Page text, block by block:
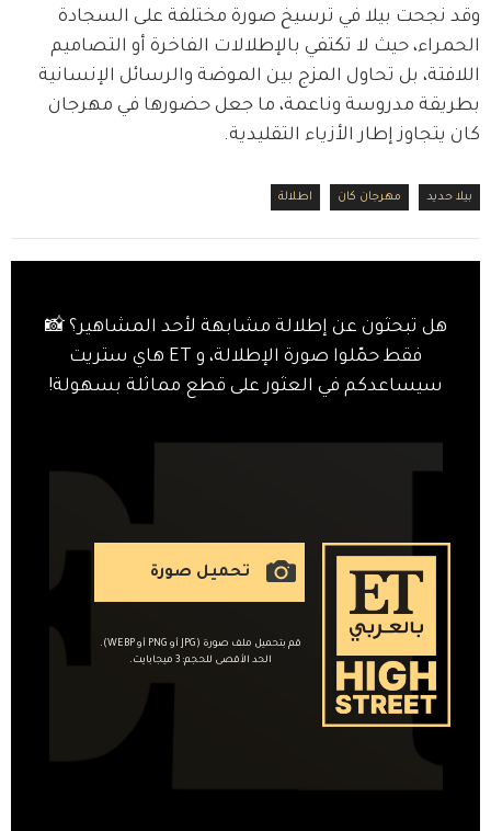
وقد نجحت بيلا في ترسيخ صورة مختلفة على السجادة
الحمراء، حيث لا تكتفي بالإطلالات الفاخرة أو التصاميم
اللافتة، بل تحاول المزج بين الموضة والرسائل الإنسانية
بطريقة مدروسة وناعمة، ما جعل حضورها في مهرجان
كان يتجاوز إطار الأزياء التقليدية.
بيلا حديد مهرجان كان اطلالة
هل تبحثون عن إطلالة مشابهة لأحد المشاهير؟ 📸
فقط حمّلوا صورة الإطلالة، و ET هاي ستريت
سيساعدكم في العثور على قطع مماثلة بسهولة!
تحميل صورة
قم بتحميل ملف صورة (JPG أو PNG أو WEBP).
الحد الأقصى للحجم: 3 ميجابايت.